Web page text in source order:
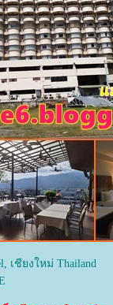
เชียงใหม่ Thailand